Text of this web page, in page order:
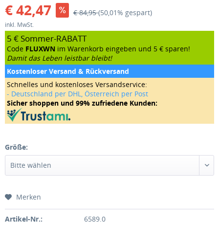
€ 42,47 € 84,95(50,01% gespart)
inkl. MwSt.
5 € Sommer-RABATT
Code FLUXWN im Warenkorb eingeben und 5 € sparen!
Damit das Leben leistbar bleibt!
Kostenloser Versand & Rückversand
Schnelles und kostenloses Versandservice:
- Deutschland per DHL, Österreich per Post
Sicher shoppen und 99% zufriedene Kunden:
Größe:
Merken
Artikel-Nr.:
6589.0